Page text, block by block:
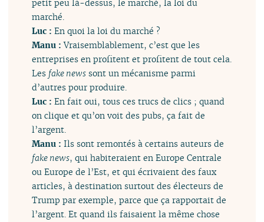
petit peu là-dessus, le marché, la loi du
marché.
Luc :En quoi la loi du marché ?
Manu :Vraisemblablement, c’est que les
entreprises en profitent et profitent de tout cela.
Les fake news sont un mécanisme parmi
d’autres pour produire.
Luc :En fait oui, tous ces trucs de clics ; quand
on clique et qu’on voit des pubs, ça fait de
l’argent.
Manu :Ils sont remontés à certains auteurs de
fake news, qui habiteraient en Europe Centrale
ou Europe de l’Est, et qui écrivaient des faux
articles, à destination surtout des électeurs de
Trump par exemple, parce que ça rapportait de
l’argent. Et quand ils faisaient la même chose